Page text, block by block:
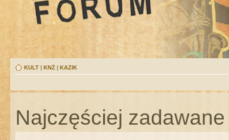
KULT | KNŻ | KAZIK
Najczęściej